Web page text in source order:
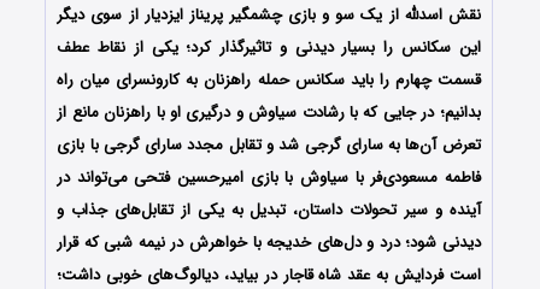
نقش اسدلله از یک سو و بازی چشمگیر پریناز ایزدیار از سوی دیگر
این سکانس را بسیار دیدنی و تاثیرگذار کرد؛ یکی از نقاط عطف
قسمت چهارم را باید سکانس حمله راهزنان به کارونسرای میان راه
بدانیم؛ در جایی که با رشادت سیاوش و درگیری او با راهزنان مانع از
تعرض آن‌ها به سارای گرجی شد و تقابل مجدد سارای گرجی با بازی
فاطمه مسعودی‌فر با سیاوش با بازی امیرحسین فتحی می‌تواند در
آینده و سیر تحولات داستان، تبدیل به یکی از تقابل‌های جذاب و
دیدنی شود؛ درد و دل‌های خدیجه با خواهرش در نیمه شبی که قرار
است فردایش به عقد شاه قاجار در بیاید، دیالوگ‌های خوبی داشت؛